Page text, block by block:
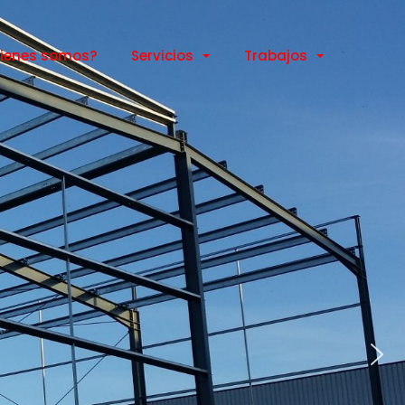
somos? Servicios Trabajos